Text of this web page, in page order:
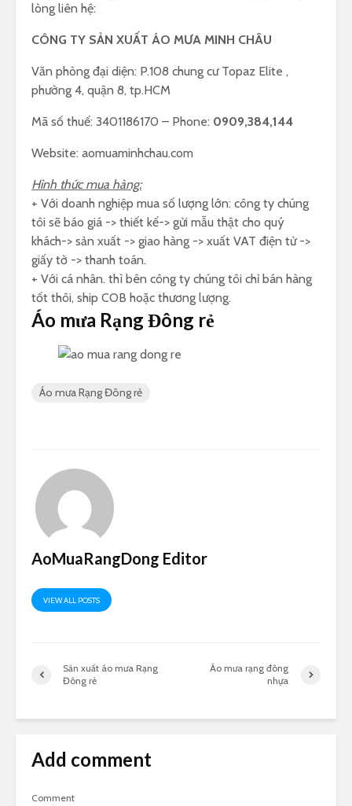
lòng liên hệ:
CÔNG TY SẢN XUẤT ÁO MƯA MINH CHÂU
Văn phòng đại diện: P.108 chung cư Topaz Elite ,
phường 4, quận 8, tp.HCM
Mã số thuế: 3401186170 – Phone: 0909,384,144
Website: aomuaminhchau.com
Hình thức mua hàng:
+ Với doanh nghiệp mua số lượng lớn: công ty chúng
tôi sẽ báo giá -> thiết kế-> gửi mẫu thật cho quý
khách-> sản xuất -> giao hàng -> xuất VAT điện tử ->
giấy tờ -> thanh toán.
+ Với cá nhân. thì bên công ty chúng tôi chỉ bán hàng
tốt thôi, ship COB hoặc thương lượng.
Áo mưa Rạng Đông rẻ
Áo mưa Rạng Đông rẻ
AoMuaRangDong Editor
VIEW ALL POSTS
Sản xuất áo mưa Rạng
Đông rẻ
Áo mưa rạng đông
nhựa
Add comment
Comment